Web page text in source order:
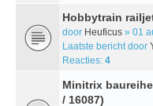
Hobbytrain
door Heuficus » 01
Laatste bericht door
Reacties: 4
Minitrix
/ 16087)